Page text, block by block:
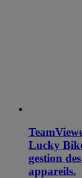
Lucky
gestion
appareils.